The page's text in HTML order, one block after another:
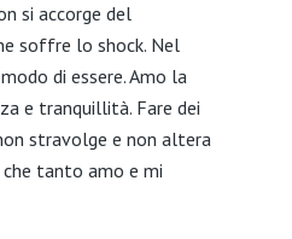
si accorge del
soffre lo shock. Nel
di essere. Amo la
e tranquillità. Fare dei
stravolge e non altera
tanto amo e mi